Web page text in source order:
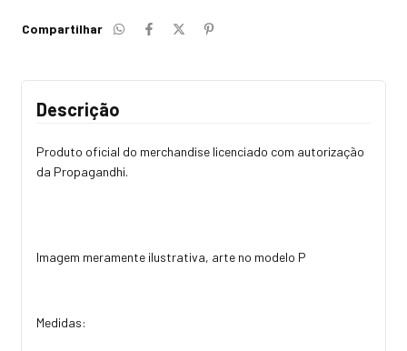
Compartilhar
Descrição
Produto oficial do merchandise licenciado com autorização
da Propagandhi.
Imagem meramente ilustrativa, arte no modelo P
Medidas: